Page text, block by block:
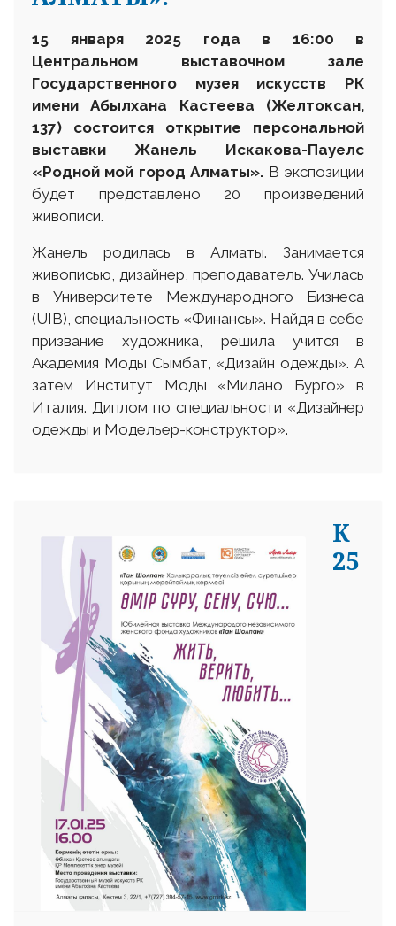
15 января 2025 года в 16:00 в
Центральном выставочном зале
Государственного музея искусств РК
имени Абылхана Кастеева (Желтоксан,
137) состоится открытие персональной
выставки Жанель Искакова-Пауелс
«Родной мой город Алматы». В экспозиции
будет представлено 20 произведений
живописи.
Жанель родилась в Алматы. Занимается
живописью, дизайнер, преподаватель. Училась
в Университете Международного Бизнеса
(UIB), специальность «Финансы». Найдя в себе
призвание художника, решила учится в
Академия Моды Сымбат, «Дизайн одежды». А
затем Институт Моды «Милано Бурго» в
Италия. Диплом по специальности «Дизайнер
одежды и Модельер-конструктор».
К
25